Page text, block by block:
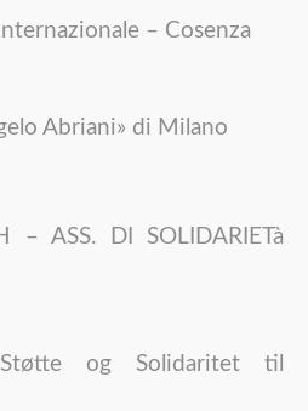
– Cosenza
Abriani» di Milano
– ASS. DI SOLIDARIETà
og Solidaritet til